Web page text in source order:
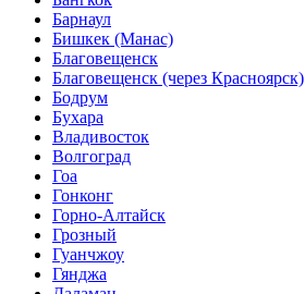
Барнаул
Бишкек (Манас)
Благовещенск
Благовещенск (через Красноярск)
Бодрум
Бухара
Владивосток
Волгоград
Гоа
Гонконг
Горно-Алтайск
Грозный
Гуанчжоу
Гянджа